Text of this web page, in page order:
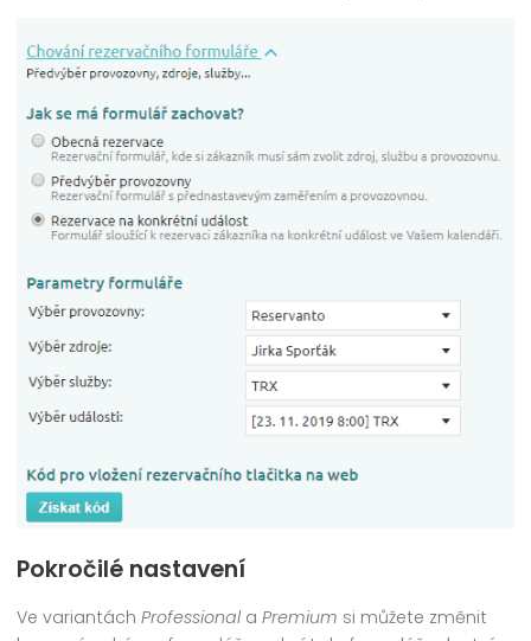
Pokročilé nastavení
Ve variantáchProfessional aPremium si můžete změnit